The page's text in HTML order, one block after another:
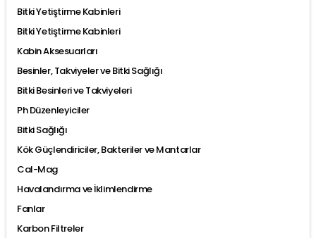
Bitki Yetiştirme Kabinleri
Bitki Yetiştirme Kabinleri
Kabin Aksesuarları
Besinler, Takviyeler ve Bitki Sağlığı
Bitki Besinleri ve Takviyeleri
Ph Düzenleyiciler
Bitki Sağlığı
Kök Güçlendiriciler, Bakteriler ve Mantarlar
Cal-Mag
Havalandırma ve İklimlendirme
Fanlar
Karbon Filtreler